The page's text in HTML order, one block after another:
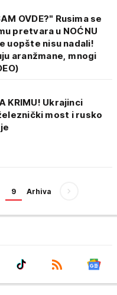
OVDE?" Rusima se
pretvara u NOĆNU
uopšte nisu nadali!
aranžmane, mnogi
KRIMU! Ukrajinci
most i rusko
9 Arhiva